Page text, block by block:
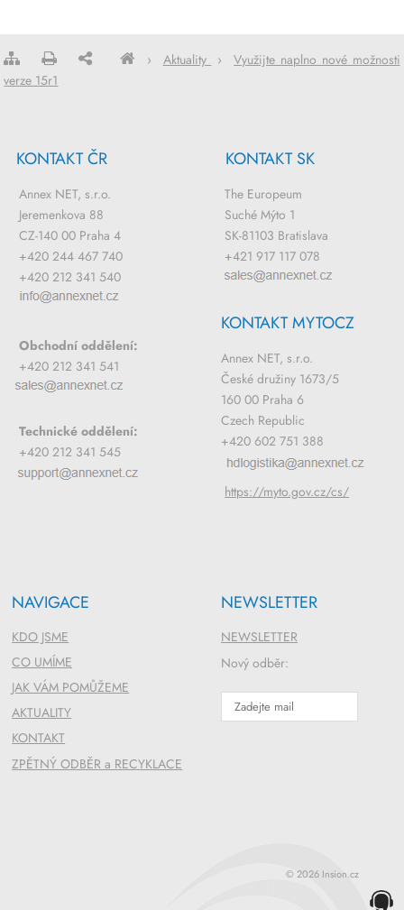
› Aktuality ›
Využijte naplno nové možnosti
verze 15r1
KONTAKT ČR
Annex NET, s.r.o.
Jeremenkova 88
CZ-140 00 Praha 4
+420 244 467 740
+420 212 341 540
Obchodní oddělení:
+420 212 341 541
Technické oddělení:
+420 212 341 545
KONTAKT SK
The Europeum
Suché Mýto 1
SK-81103 Bratislava
+421 917 117 078
KONTAKT MYTOCZ
Annex NET, s.r.o.
České družiny 1673/5
160 00 Praha 6
Czech Republic
+420 602 751 388
https://myto.gov.cz/cs/
NAVIGACE
KDO JSME
CO UMÍME
JAK VÁM POMŮŽEME
AKTUALITY
KONTAKT
ZPĚTNÝ ODBĚR a RECYKLACE
NEWSLETTER
NEWSLETTER
Nový odběr:
© 2026 Insion.cz